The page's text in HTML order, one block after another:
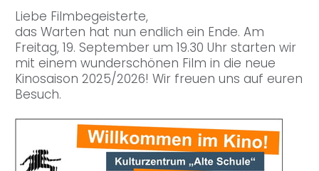
Liebe Filmbegeisterte,
das Warten hat nun endlich ein Ende. Am
Freitag, 19. September um 19.30 Uhr starten wir
mit einem wunderschönen Film in die neue
Kinosaison 2025/2026! Wir freuen uns auf euren
Besuch.